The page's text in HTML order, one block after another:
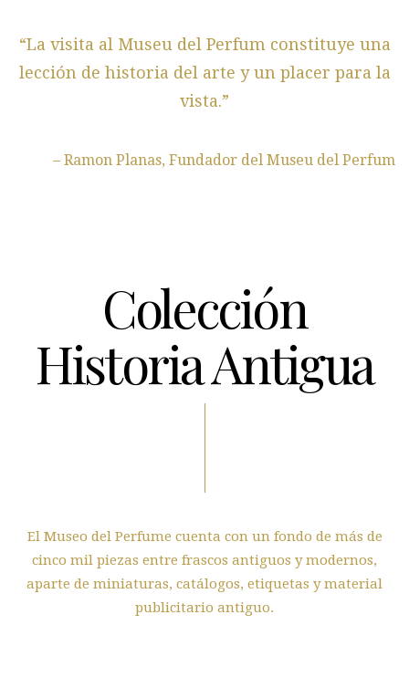
“La visita al Museu del Perfum constituye una
lección de historia del arte y un placer para la
vista.”
– Ramon Planas, Fundador del Museu del Perfum
Colección
Historia Antigua
El Museo del Perfume cuenta con un fondo de más de
cinco mil piezas entre frascos antiguos y modernos,
aparte de miniaturas, catálogos, etiquetas y material
publicitario antiguo.